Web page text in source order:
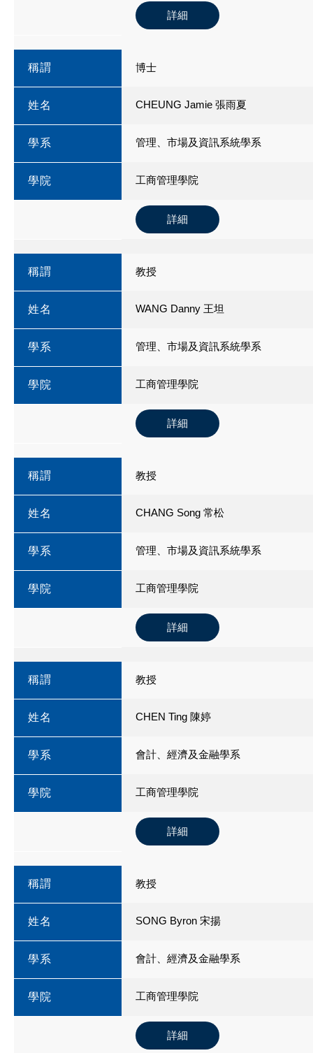
詳細
稱謂 博士
姓名 CHEUNG Jamie 張雨夏
學系 管理、市場及資訊系統學系
學院 工商管理學院
詳細
稱謂 教授
姓名 WANG Danny 王坦
學系 管理、市場及資訊系統學系
學院 工商管理學院
詳細
稱謂 教授
姓名 CHANG Song 常松
學系 管理、市場及資訊系統學系
學院 工商管理學院
詳細
稱謂 教授
姓名 CHEN Ting 陳婷
學系 會計、經濟及金融學系
學院 工商管理學院
詳細
稱謂 教授
姓名 SONG Byron 宋揚
學系 會計、經濟及金融學系
學院 工商管理學院
詳細